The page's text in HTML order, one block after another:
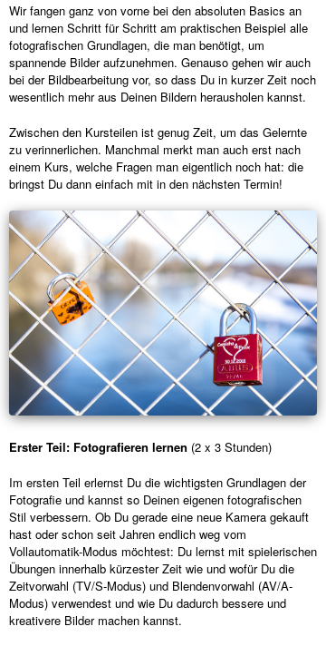
Wir fangen ganz von vorne bei den absoluten Basics an
und lernen Schritt für Schritt am praktischen Beispiel alle
fotografischen Grundlagen, die man benötigt, um
spannende Bilder aufzunehmen. Genauso gehen wir auch
bei der Bildbearbeitung vor, so dass Du in kurzer Zeit noch
wesentlich mehr aus Deinen Bildern herausholen kannst.
Zwischen den Kursteilen ist genug Zeit, um das Gelernte
zu verinnerlichen. Manchmal merkt man auch erst nach
einem Kurs, welche Fragen man eigentlich noch hat: die
bringst Du dann einfach mit in den nächsten Termin!
Erster Teil: Fotografieren lernen (2 x 3 Stunden)
Im ersten Teil erlernst Du die wichtigsten Grundlagen der
Fotografie und kannst so Deinen eigenen fotografischen
Stil verbessern. Ob Du gerade eine neue Kamera gekauft
hast oder schon seit Jahren endlich weg vom
Vollautomatik-Modus möchtest: Du lernst mit spielerischen
Übungen innerhalb kürzester Zeit wie und wofür Du die
Zeitvorwahl (TV/S-Modus) und Blendenvorwahl (AV/A-
Modus) verwendest und wie Du dadurch bessere und
kreativere Bilder machen kannst.